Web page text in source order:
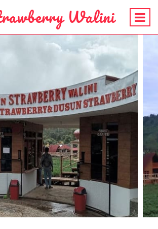
Walini